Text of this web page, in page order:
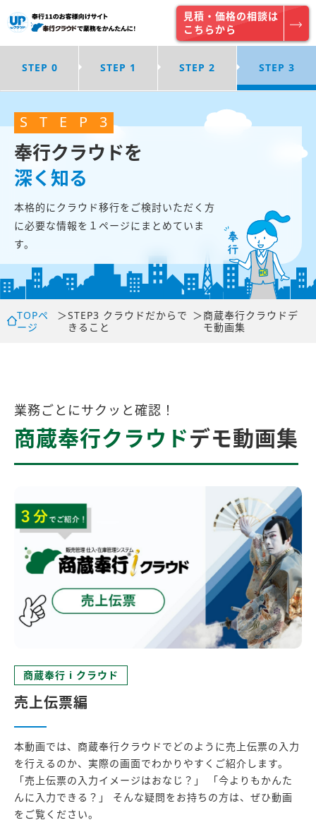
STEP 0 STEP 1 STEP 2 STEP 3
見積・価格の相談は
こちらから
S T E P 3
奉行クラウドを
深く知る
本格的にクラウド移行をご検討いただく方
に必要な情報を １ページにまとめていま
す。
TOPペ
ージ
＞STEP3 クラウドだからで
きること
＞ 商蔵奉行クラウドデ
モ動画集
業務ごとにサクッと確認！
商蔵奉行クラウド デモ動画集
商蔵奉行 i クラウド
売上伝票編
本動画では、商蔵奉行クラウドでどのように売上伝票の入力
を行えるのか、実際の画面でわかりやすくご紹介します。
「売上伝票の入力イメージはおなじ？」 「今よりもかんた
んに入力できる？」 そんな疑問をお持ちの方は、ぜひ動画
をご覧ください。